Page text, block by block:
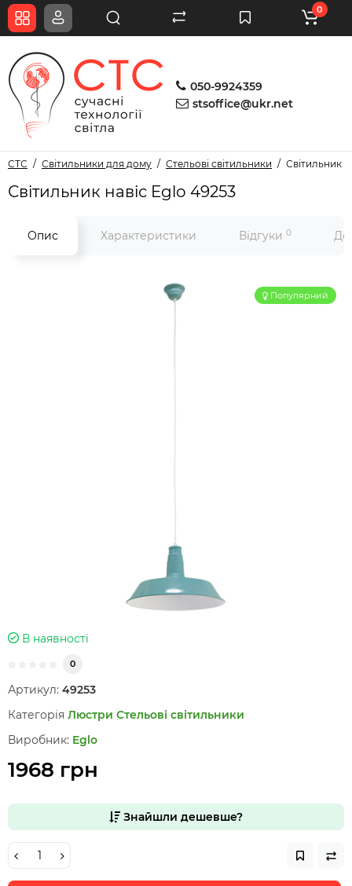
050-9924359
stsoffice@ukr.net
0
СТС Світильники для дому Стельові світильники Світильник
Світильник навіс Eglo 49253
Опис Характеристики Відгуки 0
Популярний
В наявності
0
Артикул: 49253
Категорія Люстри Стельові світильники
Виробник: Eglo
1968 грн
Знайшли дешевше?